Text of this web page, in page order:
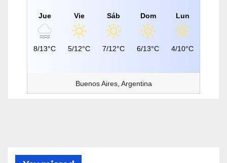
Jue
8/13°C
Vie
5/12°C
Sáb
7/12°C
Dom
6/13°C
Lun
4/10°C
Buenos Aires, Argentina